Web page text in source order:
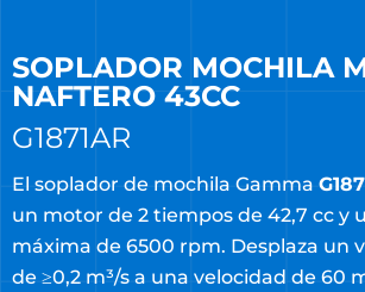
SOPLADOR MOCHILA
NAFTERO 43CC
G1871AR
El soplador de mochila Gamma
un motor de 2 tiempos de 42,7 cc y
máxima de 6500 rpm. Desplaza un
de ≥0,2 m³/s a una velocidad de 60